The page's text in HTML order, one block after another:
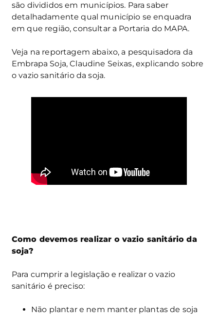
são divididos em municípios. Para saber
detalhadamente qual município se enquadra
em que região, consultar a Portaria do MAPA.
Veja na reportagem abaixo, a pesquisadora da
Embrapa Soja, Claudine Seixas, explicando sobre
o vazio sanitário da soja.
Como devemos realizar o vazio sanitário da
soja?
Para cumprir a legislação e realizar o vazio
sanitário é preciso:
Não plantar e nem manter plantas de soja